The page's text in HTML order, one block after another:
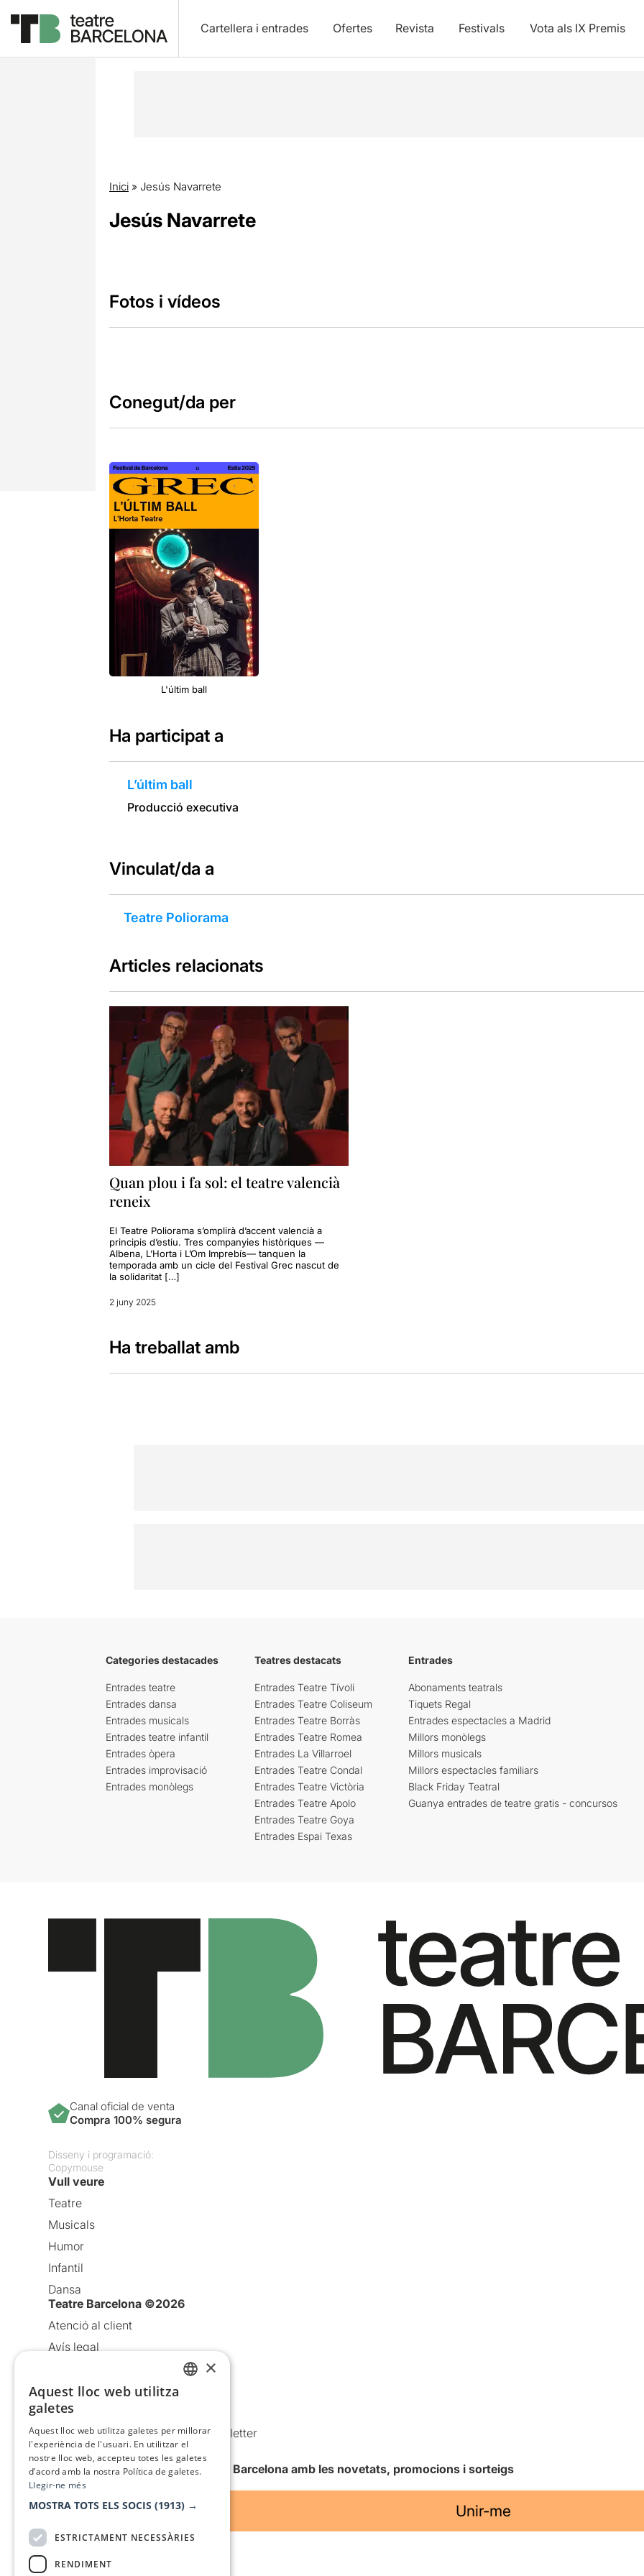
Cartellera i entrades Ofertes Revista Festivals Vota als IX Premis
Inici» Jesús Navarrete
Jesús Navarrete
Fotos i vídeos
Conegut/da per
L'últim ball
Ha participat a
L’últim ball
Producció executiva
Vinculat/da a
Teatre Poliorama
Articles relacionats
Quan plou i fa sol: el teatre valencià
reneix
El Teatre Poliorama s’omplirà d’accent valencià a
principis d’estiu. Tres companyies històriques —
Albena, L’Horta i L’Om Imprebís— tanquen la
temporada amb un cicle del Festival Grec nascut de
la solidaritat […]
2 juny 2025
Ha treballat amb
Categories destacades
Entrades teatre
Entrades dansa
Entrades musicals
Entrades teatre infantil
Entrades òpera
Entrades improvisació
Entrades monòlegs
Teatres destacats
Entrades Teatre Tívoli
Entrades Teatre Coliseum
Entrades Teatre Borràs
Entrades Teatre Romea
Entrades La Villarroel
Entrades Teatre Condal
Entrades Teatre Victòria
Entrades Teatre Apolo
Entrades Teatre Goya
Entrades Espai Texas
Entrades
Abonaments teatrals
Tiquets Regal
Entrades espectacles a Madrid
Millors monòlegs
Millors musicals
Millors espectacles familiars
Black Friday Teatral
Guanya entrades de teatre gratis - concursos
Canal oficial de venta
Compra 100% segura
Disseny i programació:
Copymouse
Vull veure
Teatre
Musicals
Humor
Infantil
Dansa
Teatre Barcelona ©2026
Atenció al client
Avís legal
Política de cookies
Condicions d’ús
Comunicacions comercials i Newsletter
Anuncia’t
Vull rebre la newsletter de Teatre Barcelona amb les novetats, promocions i sorteigs
Unir-me
×
Aquest lloc web utilitza
galetes
Aquest lloc web utilitza galetes per millorar
l'experiència de l'usuari. En utilitzar el
nostre lloc web, accepteu totes les galetes
d’acord amb la nostra Política de galetes.
Llegir-ne més
MOSTRA TOTS ELS SOCIS (1913) →
ESTRICTAMENT NECESSÀRIES
RENDIMENT